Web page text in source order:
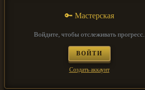
🔑 Мастерская
Войдите, чтобы отслеживать прогресс.
ВОЙТИ
Создать аккаунт